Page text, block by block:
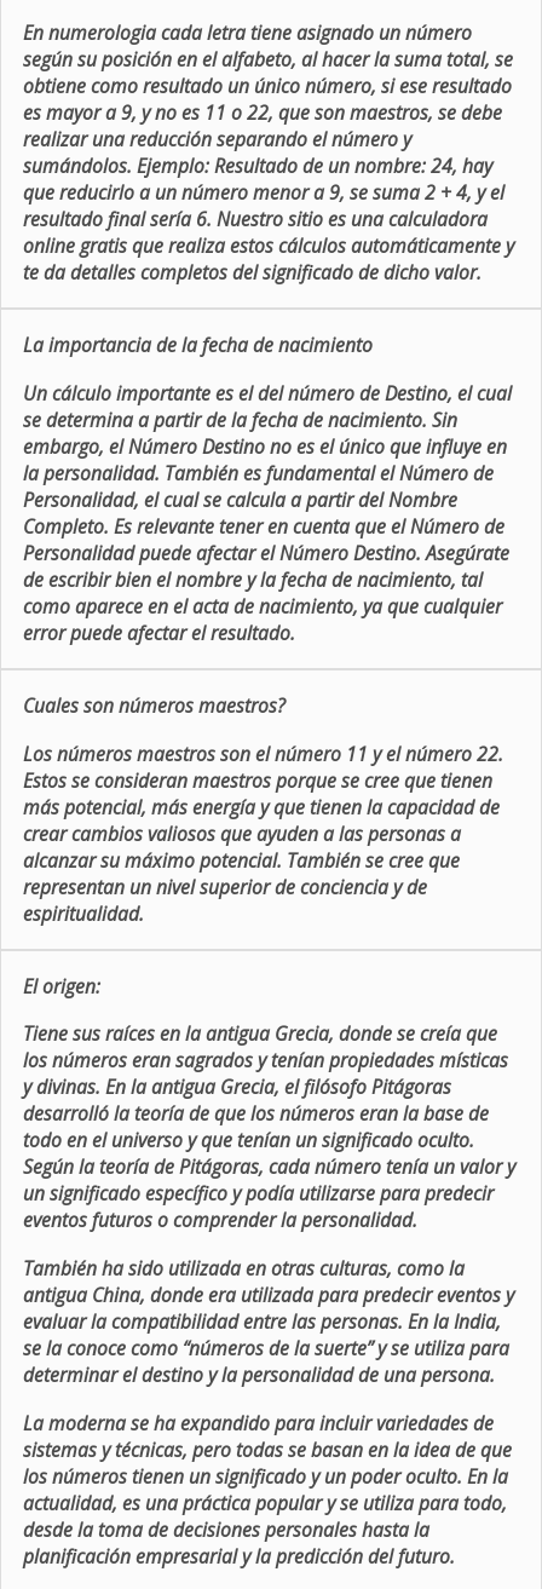
En numerologia cada letra tiene asignado un número
según su posición en el alfabeto, al hacer la suma total, se
obtiene como resultado un único número, si ese resultado
es mayor a 9, y no es 11 o 22, que son maestros, se debe
realizar una reducción separando el número y
sumándolos. Ejemplo: Resultado de un nombre: 24, hay
que reducirlo a un número menor a 9, se suma 2 + 4, y el
resultado final sería 6. Nuestro sitio es una calculadora
online gratis que realiza estos cálculos automáticamente y
te da detalles completos del significado de dicho valor.
La importancia de la fecha de nacimiento
Un cálculo importante es el del número de Destino, el cual
se determina a partir de la fecha de nacimiento. Sin
embargo, el Número Destino no es el único que influye en
la personalidad. También es fundamental el Número de
Personalidad, el cual se calcula a partir del Nombre
Completo. Es relevante tener en cuenta que el Número de
Personalidad puede afectar el Número Destino. Asegúrate
de escribir bien el nombre y la fecha de nacimiento, tal
como aparece en el acta de nacimiento, ya que cualquier
error puede afectar el resultado.
Cuales son números maestros?
Los números maestros son el número 11 y el número 22.
Estos se consideran maestros porque se cree que tienen
más potencial, más energía y que tienen la capacidad de
crear cambios valiosos que ayuden a las personas a
alcanzar su máximo potencial. También se cree que
representan un nivel superior de conciencia y de
espiritualidad.
El origen:
Tiene sus raíces en la antigua Grecia, donde se creía que
los números eran sagrados y tenían propiedades místicas
y divinas. En la antigua Grecia, el filósofo Pitágoras
desarrolló la teoría de que los números eran la base de
todo en el universo y que tenían un significado oculto.
Según la teoría de Pitágoras, cada número tenía un valor y
un significado específico y podía utilizarse para predecir
eventos futuros o comprender la personalidad.
También ha sido utilizada en otras culturas, como la
antigua China, donde era utilizada para predecir eventos y
evaluar la compatibilidad entre las personas. En la India,
se la conoce como “números de la suerte” y se utiliza para
determinar el destino y la personalidad de una persona.
La moderna se ha expandido para incluir variedades de
sistemas y técnicas, pero todas se basan en la idea de que
los números tienen un significado y un poder oculto. En la
actualidad, es una práctica popular y se utiliza para todo,
desde la toma de decisiones personales hasta la
planificación empresarial y la predicción del futuro.